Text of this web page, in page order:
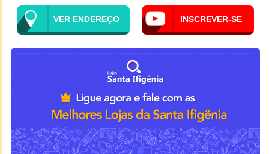
VER ENDEREÇO INSCREVER-SE